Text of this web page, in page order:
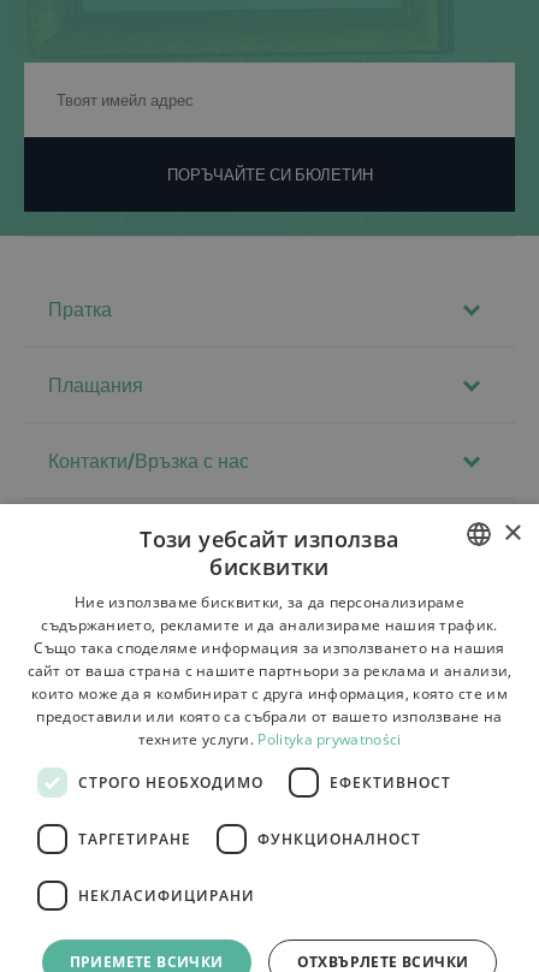
ПОРЪЧАЙТЕ СИ БЮЛЕТИН
Пратка
Плащания
Контакти/Връзка с нас
Доставка
Връщане на стоката и рекламации
Плащания
Контакти
e-commerce platform by:
POLISH
BULGARIAN
CZECH
FRENCH
SLOVAK
×
Този уебсайт използва
бисквитки
Ние използваме бисквитки, за да персонализираме
съдържанието, рекламите и да анализираме нашия трафик.
Също така споделяме информация за използването на нашия
сайт от ваша страна с нашите партньори за реклама и анализи,
които може да я комбинират с друга информация, която сте им
предоставили или която са събрали от вашето използване на
техните услуги. Polityka prywatności
СТРОГО НЕОБХОДИМО ЕФЕКТИВНОСТ
ТАРГЕТИРАНЕ ФУНКЦИОНАЛНОСТ
НЕКЛАСИФИЦИРАНИ
ПРИЕМЕТЕ ВСИЧКИ ОТХВЪРЛЕТЕ ВСИЧКИ